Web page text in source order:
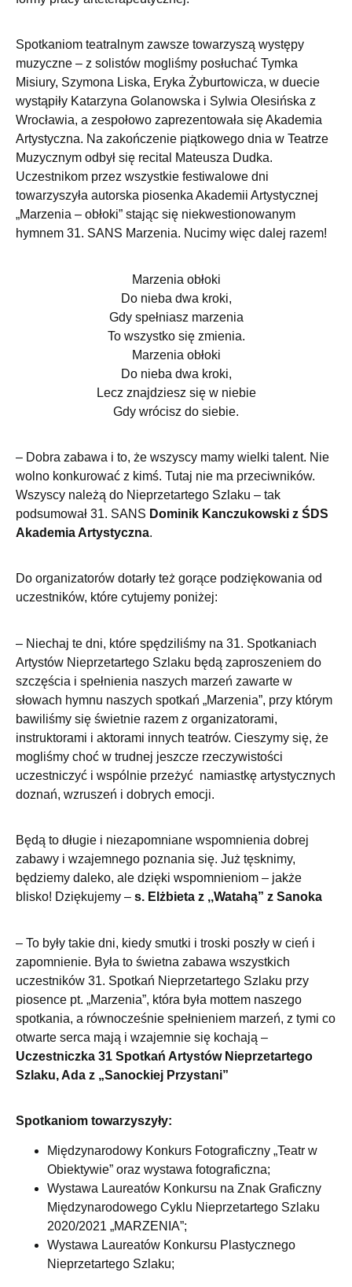
Spotkaniom teatralnym zawsze towarzyszą występy
muzyczne – z solistów mogliśmy posłuchać Tymka
Misiury, Szymona Liska, Eryka Żyburtowicza, w duecie
wystąpiły Katarzyna Golanowska i Sylwia Olesińska z
Wrocławia, a zespołowo zaprezentowała się Akademia
Artystyczna. Na zakończenie piątkowego dnia w Teatrze
Muzycznym odbył się recital Mateusza Dudka.
Uczestnikom przez wszystkie festiwalowe dni
towarzyszyła autorska piosenka Akademii Artystycznej
„Marzenia – obłoki” stając się niekwestionowanym
hymnem 31. SANS Marzenia. Nucimy więc dalej razem!
Marzenia obłoki
Do nieba dwa kroki,
Gdy spełniasz marzenia
To wszystko się zmienia.
Marzenia obłoki
Do nieba dwa kroki,
Lecz znajdziesz się w niebie
Gdy wrócisz do siebie.
– Dobra zabawa i to, że wszyscy mamy wielki talent. Nie
wolno konkurować z kimś. Tutaj nie ma przeciwników.
Wszyscy należą do Nieprzetartego Szlaku – tak
podsumował 31. SANS Dominik Kanczukowski z ŚDS
Akademia Artystyczna.
Do organizatorów dotarły też gorące podziękowania od
uczestników, które cytujemy poniżej:
– Niechaj te dni, które spędziliśmy na 31. Spotkaniach
Artystów Nieprzetartego Szlaku będą zaproszeniem do
szczęścia i spełnienia naszych marzeń zawarte w
słowach hymnu naszych spotkań „Marzenia”, przy którym
bawiliśmy się świetnie razem z organizatorami,
instruktorami i aktorami innych teatrów. Cieszymy się, że
mogliśmy choć w trudnej jeszcze rzeczywistości
uczestniczyć i wspólnie przeżyć namiastkę artystycznych
doznań, wzruszeń i dobrych emocji.
Będą to długie i niezapomniane wspomnienia dobrej
zabawy i wzajemnego poznania się. Już tęsknimy,
będziemy daleko, ale dzięki wspomnieniom – jakże
blisko! Dziękujemy – s. Elżbieta z ,,Watahą” z Sanoka
– To były takie dni, kiedy smutki i troski poszły w cień i
zapomnienie. Była to świetna zabawa wszystkich
uczestników 31. Spotkań Nieprzetartego Szlaku przy
piosence pt. „Marzenia”, która była mottem naszego
spotkania, a równocześnie spełnieniem marzeń, z tymi co
otwarte serca mają i wzajemnie się kochają –
Uczestniczka 31 Spotkań Artystów Nieprzetartego
Szlaku, Ada z „Sanockiej Przystani”
Spotkaniom towarzyszyły:
Międzynarodowy Konkurs Fotograficzny „Teatr w
Obiektywie” oraz wystawa fotograficzna;
Wystawa Laureatów Konkursu na Znak Graficzny
Międzynarodowego Cyklu Nieprzetartego Szlaku
2020/2021 „MARZENIA”;
Wystawa Laureatów Konkursu Plastycznego
Nieprzetartego Szlaku;